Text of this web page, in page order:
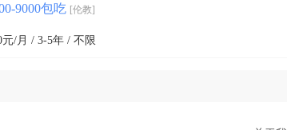
9000包吃 [伦教]
元/月 / 3-5年 / 不限